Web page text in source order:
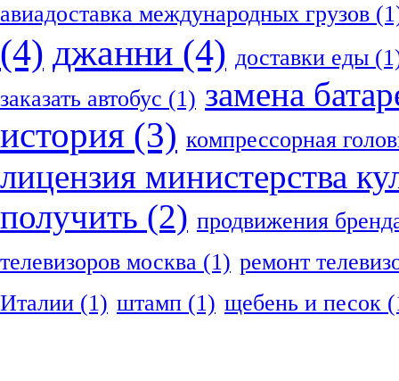
авиадоставка международных грузов
(4) джанни (4) доставки еды
заказать автобус (1) замена
история (3) компрессорная
лицензия министерства
получить (2) продвижения
телевизоров москва (1) ремонт
Италии (1) штамп (1) щебень и песок